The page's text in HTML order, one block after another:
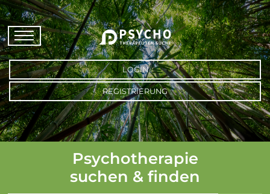
Psychotherapie
suchen & finden
LOGIN
REGISTRIERUNG